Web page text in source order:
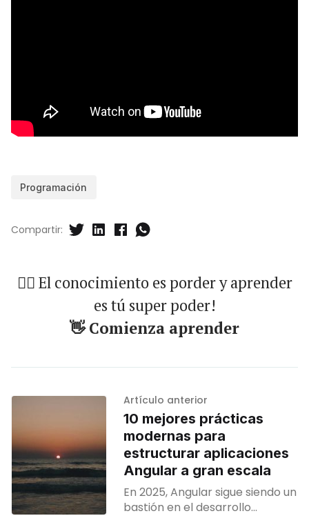
Programación
Compartir:
🐱‍🏍 El conocimiento es porder y aprender
es tú super poder!
👋 Comienza aprender
Artículo anterior
10 mejores prácticas
modernas para
estructurar aplicaciones
Angular a gran escala
En 2025, Angular sigue siendo un
bastión en el desarrollo